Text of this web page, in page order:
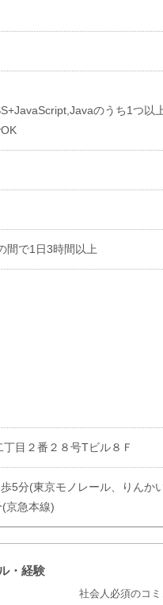
のうち1つ以
間で1日3時間以上
目２番２８号Tビル８Ｆ
5分(東京モノレール、りんか
京急本線)
・経験
社会人必須のコ